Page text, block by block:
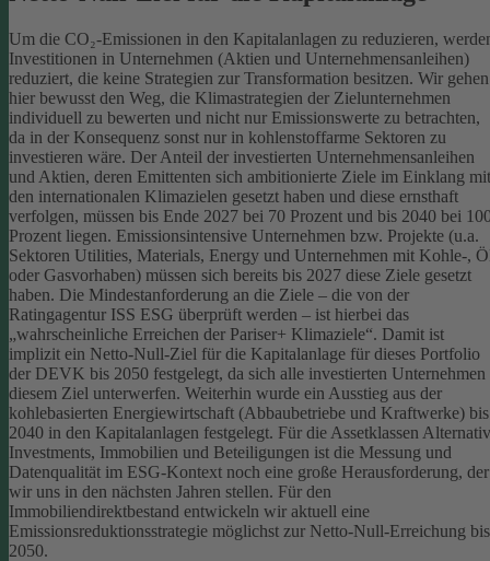
Um die CO₂-Emissionen in den Kapitalanlagen zu reduzieren,
Investitionen in Unternehmen (Aktien und Unternehmensanleihen)
reduziert, die keine Strategien zur Transformation besitzen. Wir gehen
hier bewusst den Weg, die Klimastrategien der Zielunternehmen
individuell zu bewerten und nicht nur Emissionswerte zu betrachten,
da in der Konsequenz sonst nur in kohlenstoffarme Sektoren zu
investieren wäre. Der Anteil der investierten Unternehmensanleihen
und Aktien, deren Emittenten sich ambitionierte Ziele im Einklang mit
den internationalen Klimazielen gesetzt haben und diese ernsthaft
verfolgen, müssen bis Ende 2027 bei 70 Prozent und bis 2040 bei
Prozent liegen. Emissionsintensive Unternehmen bzw. Projekte (u.a.
Sektoren Utilities, Materials, Energy und Unternehmen mit Kohle-,
oder Gasvorhaben) müssen sich bereits bis 2027 diese Ziele gesetzt
haben. Die Mindestanforderung an die Ziele – die von der
Ratingagentur ISS ESG überprüft werden – ist hierbei das
„wahrscheinliche Erreichen der Pariser+ Klimaziele“. Damit ist
implizit ein Netto-Null-Ziel für die Kapitalanlage für dieses Portfolio
der DEVK bis 2050 festgelegt, da sich alle investierten Unternehmen
diesem Ziel unterwerfen. Weiterhin wurde ein Ausstieg aus der
kohlebasierten Energiewirtschaft (Abbaubetriebe und Kraftwerke) bis
2040 in den Kapitalanlagen festgelegt. Für die Assetklassen
Investments, Immobilien und Beteiligungen ist die Messung und
Datenqualität im ESG-Kontext noch eine große Herausforderung, der
wir uns in den nächsten Jahren stellen. Für den
Immobiliendirektbestand entwickeln wir aktuell eine
Emissionsreduktionsstrategie möglichst zur Netto-Null-Erreichung bis
2050.